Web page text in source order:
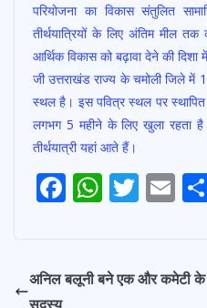
परियोजना का विकास संतुलित
तीर्थयात्रियों के लिए अंतिम मील
आर्थिक विकास को बढ़ावा देने की
जी उत्तराखंड राज्य के चमोली जिले में
स्थल है। इस पवित्र स्थल पर स्थापित
लगभग 5 महीने के लिए खुला
तीर्थयात्री यहां आते हैं।
Post
Navigation
F
b
W
s
T
er
E
l
अनिल बलूनी बने एक और कमेटी के